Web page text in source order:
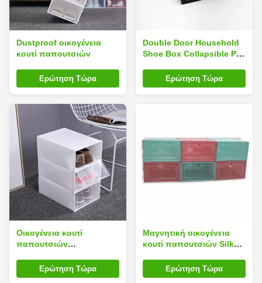
Dustproof οικογένεια
κουτί παπουτσιών
Ερώτηση Τώρα
Double Door Household
Shoe Box Collapsible PP
Weight 0.9kg
Ερώτηση Τώρα
Οικογένεια κουτί
παπουτσιών
Πολυσκηνικό για
Dustproof άοσμος
Ερώτηση Τώρα
Μαγνητική οικογένεια
κουτί παπουτσιών Silk
χρήση αποθήκευσης
14inches Πολυσκηνικό
Ερώτηση Τώρα